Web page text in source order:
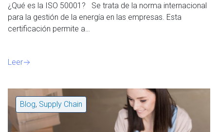
¿Qué es la ISO 50001? Se trata de la norma internacional
para la gestión de la energía en las empresas. Esta
certificación permite a…
Leer
Blog, Supply Chain